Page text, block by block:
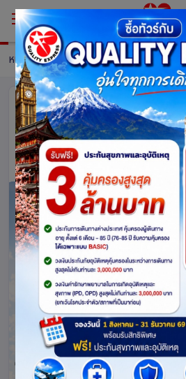
หน้าหลัก แพ็กเกจ รายละเอียดแพ็คเกจ
บริการรับยื่นเอกสาร เน
(Schengen
เนเธอร์แลนด์ 1192